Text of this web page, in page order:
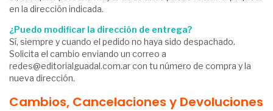
en la dirección indicada.
¿Puedo modificar la dirección de entrega?
Sí, siempre y cuando el pedido no haya sido despachado.
Solicita el cambio enviando un correo a
redes@editorialguadal.com.arcon tu número de compra y la
nueva dirección.
Cambios, Cancelaciones y Devoluciones